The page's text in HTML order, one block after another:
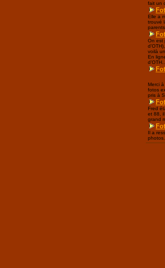
fait un
Elle a
trouvé
On est
voilà
En
d’OTH....
Merci
fotos
pris à
Fred
et 88,
grand
Il a